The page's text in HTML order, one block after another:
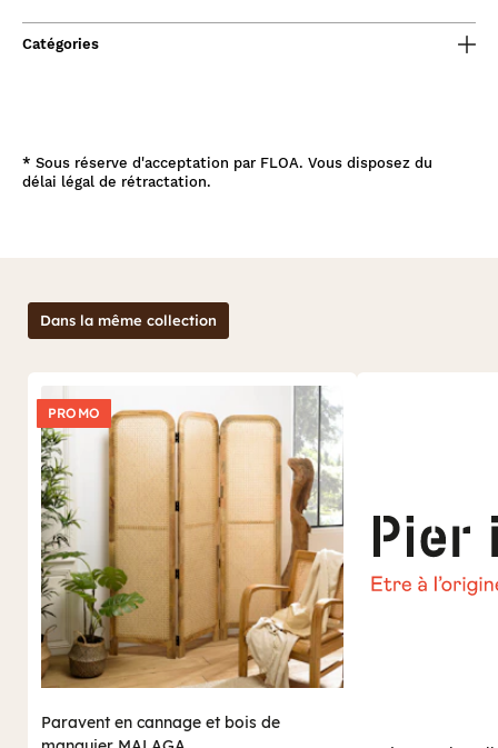
Catégories
* Sous réserve d'acceptation par FLOA. Vous disposez du
délai légal de rétractation.
Dans la même collection
PROMO
Paravent en cannage et bois de